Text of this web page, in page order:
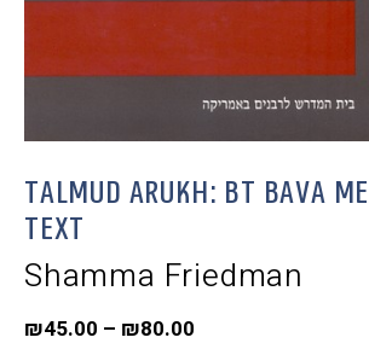
Talmud Arukh: BT Bava
Text
Shamma Friedman
₪45.00 – ₪80.00